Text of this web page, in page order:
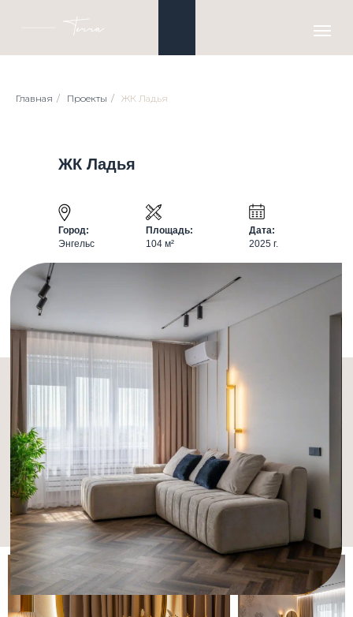
Главная / Проекты / ЖК Ладья
ЖК Ладья
Город:
Энгельс
Площадь:
104 м²
Дата:
2025 г.
Задача: создать роскошный интерьер для
женщины, с большим хранением для
одежды, с кухней о которой она давно